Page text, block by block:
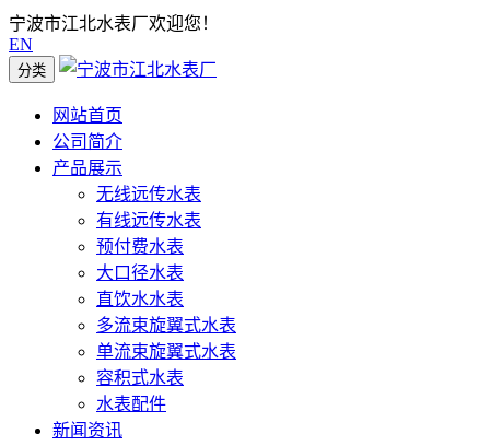
宁波市江北水表厂欢迎您！
EN
分类
网站首页
公司简介
产品展示
无线远传水表
有线远传水表
预付费水表
大口径水表
直饮水水表
多流束旋翼式水表
单流束旋翼式水表
容积式水表
水表配件
新闻资讯